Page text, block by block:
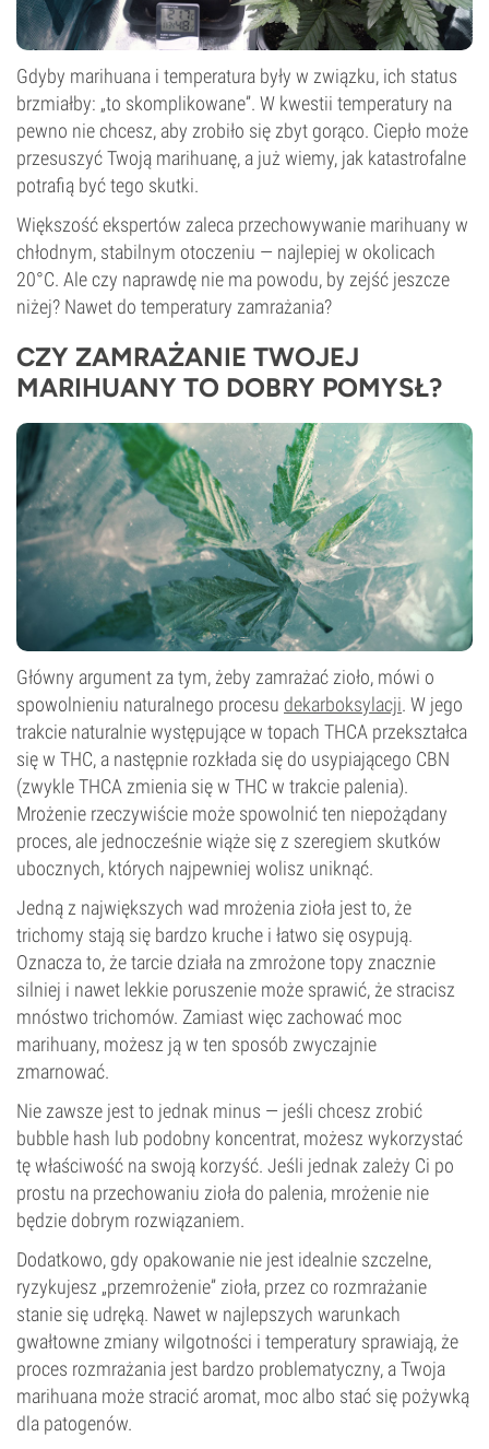
Gdyby marihuana i temperatura były w związku, ich status
brzmiałby: „to skomplikowane”. W kwestii temperatury na
pewno nie chcesz, aby zrobiło się zbyt gorąco. Ciepło może
przesuszyć Twoją marihuanę, a już wiemy, jak katastrofalne
potrafią być tego skutki.
Większość ekspertów zaleca przechowywanie marihuany w
chłodnym, stabilnym otoczeniu — najlepiej w okolicach
20°C. Ale czy naprawdę nie ma powodu, by zejść jeszcze
niżej? Nawet do temperatury zamrażania?
CZY ZAMRAŻANIE TWOJEJ
MARIHUANY TO DOBRY POMYSŁ?
Główny argument za tym, żeby zamrażać zioło, mówi o
spowolnieniu naturalnego procesu dekarboksylacji. W jego
trakcie naturalnie występujące w topach THCA przekształca
się w THC, a następnie rozkłada się do usypiającego CBN
(zwykle THCA zmienia się w THC w trakcie palenia).
Mrożenie rzeczywiście może spowolnić ten niepożądany
proces, ale jednocześnie wiąże się z szeregiem skutków
ubocznych, których najpewniej wolisz uniknąć.
Jedną z największych wad mrożenia zioła jest to, że
trichomy stają się bardzo kruche i łatwo się osypują.
Oznacza to, że tarcie działa na zmrożone topy znacznie
silniej i nawet lekkie poruszenie może sprawić, że stracisz
mnóstwo trichomów. Zamiast więc zachować moc
marihuany, możesz ją w ten sposób zwyczajnie
zmarnować.
Nie zawsze jest to jednak minus — jeśli chcesz zrobić
bubble hash lub podobny koncentrat, możesz wykorzystać
tę właściwość na swoją korzyść. Jeśli jednak zależy Ci po
prostu na przechowaniu zioła do palenia, mrożenie nie
będzie dobrym rozwiązaniem.
Dodatkowo, gdy opakowanie nie jest idealnie szczelne,
ryzykujesz „przemrożenie” zioła, przez co rozmrażanie
stanie się udręką. Nawet w najlepszych warunkach
gwałtowne zmiany wilgotności i temperatury sprawiają, że
proces rozmrażania jest bardzo problematyczny, a Twoja
marihuana może stracić aromat, moc albo stać się pożywką
dla patogenów.